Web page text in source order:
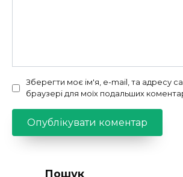
Зберегти моє ім'я, e-mail, та адресу
браузері для моїх подальших
Пошук